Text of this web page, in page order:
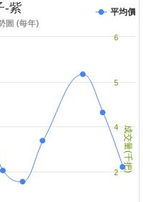
成交量(千把)
-紫
圖 (每年)
平均價
2
4
5
6